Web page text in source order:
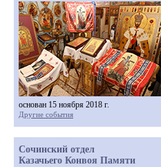
основан 15 ноября 2018 г.
Другие события
Сочинский отдел
Казачьего Конвоя Памяти